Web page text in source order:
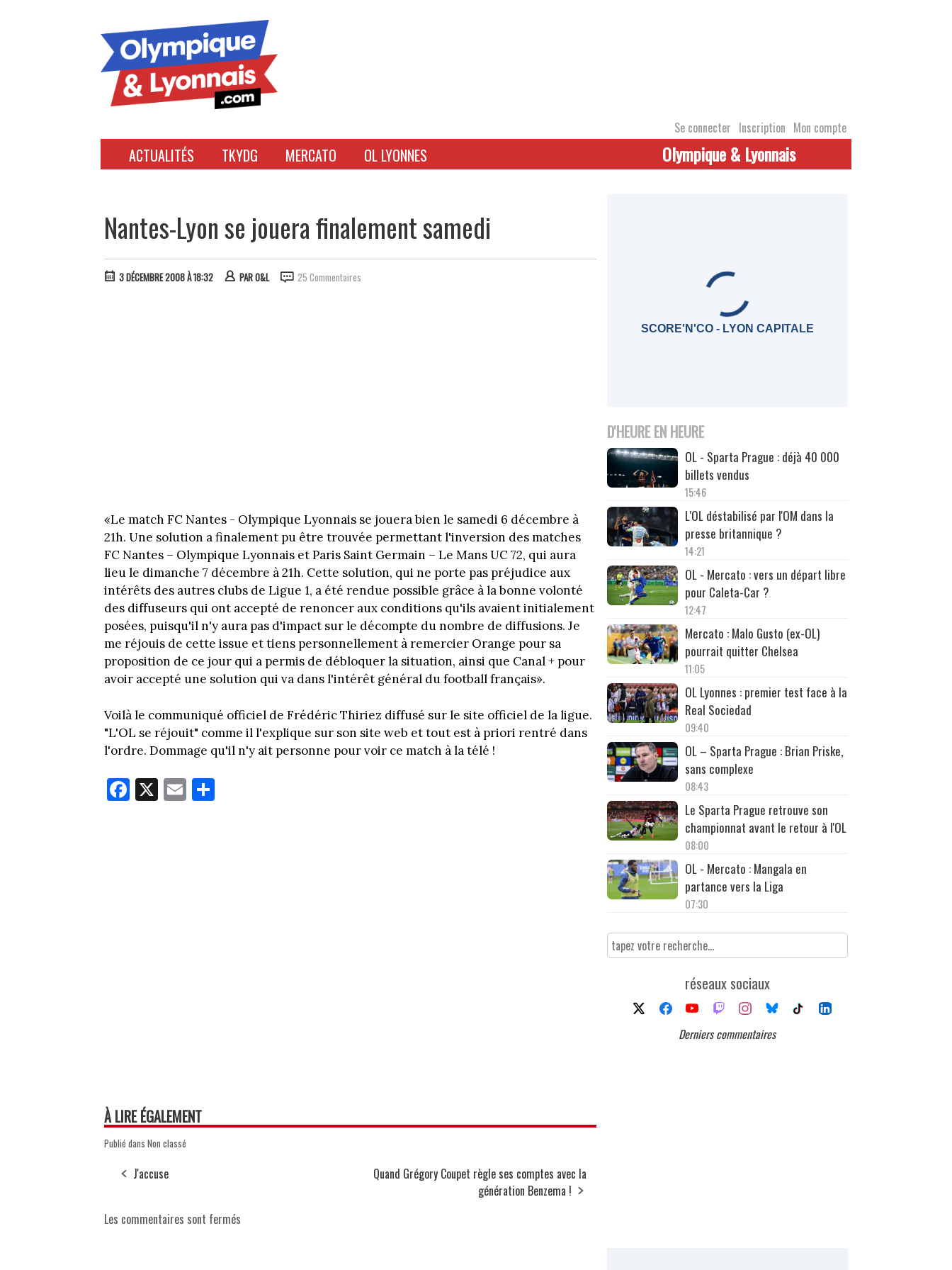
Se connecter Inscription Mon compte
ACTUALITÉS TKYDG MERCATO OL LYONNES Olympique & Lyonnais
Nantes-Lyon se jouera finalement samedi
3 DÉCEMBRE 2008 À 18:32 PARO&L 25 Commentaires
«Le match FC Nantes - Olympique Lyonnais se jouera bien le samedi 6 décembre à
21h. Une solution a finalement pu être trouvée permettant l'inversion des matches
FC Nantes – Olympique Lyonnais et Paris Saint Germain – Le Mans UC 72, qui aura
lieu le dimanche 7 décembre à 21h. Cette solution, qui ne porte pas préjudice aux
intérêts des autres clubs de Ligue 1, a été rendue possible grâce à la bonne volonté
des diffuseurs qui ont accepté de renoncer aux conditions qu'ils avaient initialement
posées, puisqu'il n'y aura pas d'impact sur le décompte du nombre de diffusions. Je
me réjouis de cette issue et tiens personnellement à remercier Orange pour sa
proposition de ce jour qui a permis de débloquer la situation, ainsi que Canal + pour
avoir accepté une solution qui va dans l'intérêt général du football français».
Voilà le communiqué officiel de Frédéric Thiriez diffusé sur le site officiel de la ligue.
"L'OL se réjouit" comme il l'explique sur son site web et tout est à priori rentré dans
l'ordre. Dommage qu'il n'y ait personne pour voir ce match à la télé !
Fa
ce
X E
m
À LIRE ÉGALEMENT
Publié dans Non classé
J'accuse
Quand Grégory Coupet règle ses comptes avec la
génération Benzema !
Les commentaires sont fermés
SCORE'N'CO - LYON CAPITALE
D'HEURE EN HEURE
OL - Sparta Prague : déjà 40 000
billets vendus
15:46
L'OL déstabilisé par l'OM dans la
presse britannique ?
14:21
OL - Mercato : vers un départ libre
pour Caleta-Car ?
12:47
Mercato : Malo Gusto (ex-OL)
pourrait quitter Chelsea
11:05
OL Lyonnes : premier test face à la
Real Sociedad
09:40
OL – Sparta Prague : Brian Priske,
sans complexe
08:43
Le Sparta Prague retrouve son
championnat avant le retour à l'OL
08:00
OL - Mercato : Mangala en
partance vers la Liga
07:30
réseaux sociaux
Derniers commentaires